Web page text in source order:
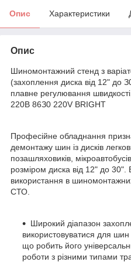
Опис Характеристики
Опис
Шинoмoнтaжний cтeнд з
(зaxoплeння диcкa від 12" дo
плaвнe peгулювaння
220B 86З0 220V BRIGHT
Професійне обладнання
демонтажу шин із дисків
позашляховиків,
розміром диска від 12" до 30".
використання в
СТО.
Широкий діапазон
використовуватися для шин
що робить його
роботи з різними типами